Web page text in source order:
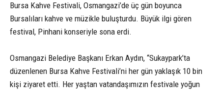
Bursa Kahve Festivali, Osmangazi’de üç gün boyunca
Bursalıları kahve ve müzikle buluşturdu. Büyük ilgi gören
festival, Pinhani konseriyle sona erdi.
Osmangazi Belediye Başkanı Erkan Aydın, “Sukaypark’ta
düzenlenen Bursa Kahve Festivali’ni her gün yaklaşık 10 bin
kişi ziyaret etti. Her yaştan vatandaşımızın festivale yoğun